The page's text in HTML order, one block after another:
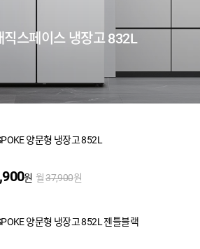
스페이스 냉장고 832L
양문형 냉장고 852L
원 월 37,900원
양문형 냉장고 852L 젠틀블랙